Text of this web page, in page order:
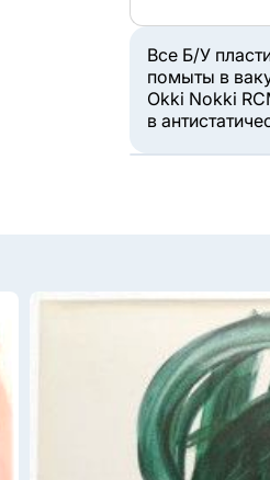
Все Б/У
помыты в
Okki Nokki
в